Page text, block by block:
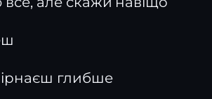
глибше